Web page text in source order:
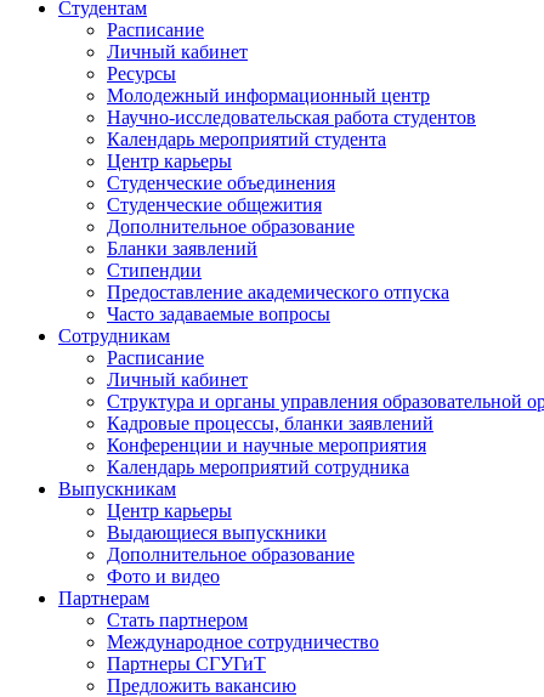
Студентам
Расписание
Личный кабинет
Ресурсы
Молодежный информационный центр
Научно-исследовательская работа студентов
Календарь мероприятий студента
Центр карьеры
Студенческие объединения
Студенческие общежития
Дополнительное образование
Бланки заявлений
Стипендии
Предоставление академического отпуска
Часто задаваемые вопросы
Сотрудникам
Расписание
Личный кабинет
Структура и органы управления образовательной
Кадровые процессы, бланки заявлений
Конференции и научные мероприятия
Календарь мероприятий сотрудника
Выпускникам
Центр карьеры
Выдающиеся выпускники
Дополнительное образование
Фото и видео
Партнерам
Стать партнером
Международное сотрудничество
Партнеры СГУГиТ
Предложить вакансию